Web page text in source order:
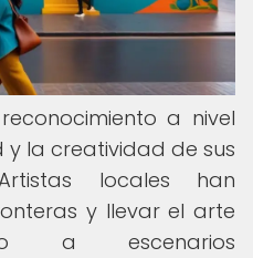
a nivel
la creatividad de sus
locales han
y llevar el arte
a escenarios